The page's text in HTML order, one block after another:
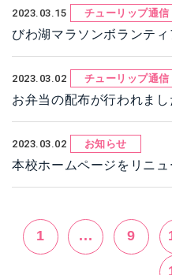
2023.03.15 チューリップ通信
びわ湖マラソンボランティ
2023.03.02 チューリップ通信
お弁当の配布が行われまし
2023.03.02 お知らせ
本校ホームページをリニュ
1 ... 9